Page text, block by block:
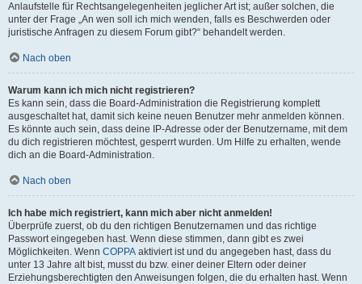
Anlaufstelle für Rechtsangelegenheiten jeglicher Art ist; außer solchen, die
unter der Frage „An wen soll ich mich wenden, falls es Beschwerden oder
juristische Anfragen zu diesem Forum gibt?“ behandelt werden.
Nach oben
Warum kann ich mich nicht registrieren?
Es kann sein, dass die Board-Administration die Registrierung komplett
ausgeschaltet hat, damit sich keine neuen Benutzer mehr anmelden können.
Es könnte auch sein, dass deine IP-Adresse oder der Benutzername, mit dem
du dich registrieren möchtest, gesperrt wurden. Um Hilfe zu erhalten, wende
dich an die Board-Administration.
Nach oben
Ich habe mich registriert, kann mich aber nicht anmelden!
Überprüfe zuerst, ob du den richtigen Benutzernamen und das richtige
Passwort eingegeben hast. Wenn diese stimmen, dann gibt es zwei
Möglichkeiten. Wenn COPPA aktiviert ist und du angegeben hast, dass du
unter 13 Jahre alt bist, musst du bzw. einer deiner Eltern oder deiner
Erziehungsberechtigten den Anweisungen folgen, die du erhalten hast. Wenn